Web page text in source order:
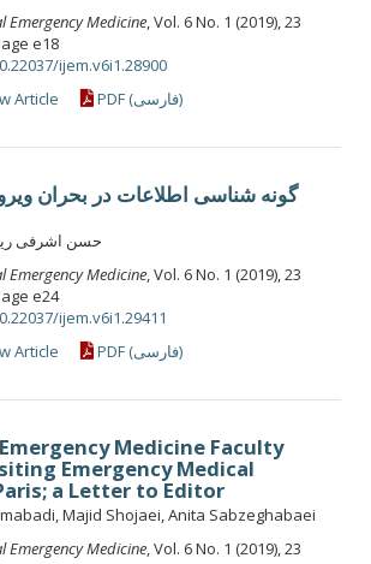
Emergency Medicine, Vol. 6 No. 1 (2019), 23
e18
ijem.v6i1.28900
Article PDF (فارسی)
گونه شناسی اطلاعات در بحران
حسن اشرفی
Emergency Medicine, Vol. 6 No. 1 (2019), 23
e24
ijem.v6i1.29411
Article PDF (فارسی)
Medicine Faculty
Emergency Medical
a Letter to Editor
Majid Shojaei, Anita Sabzeghabaei
Emergency Medicine, Vol. 6 No. 1 (2019), 23